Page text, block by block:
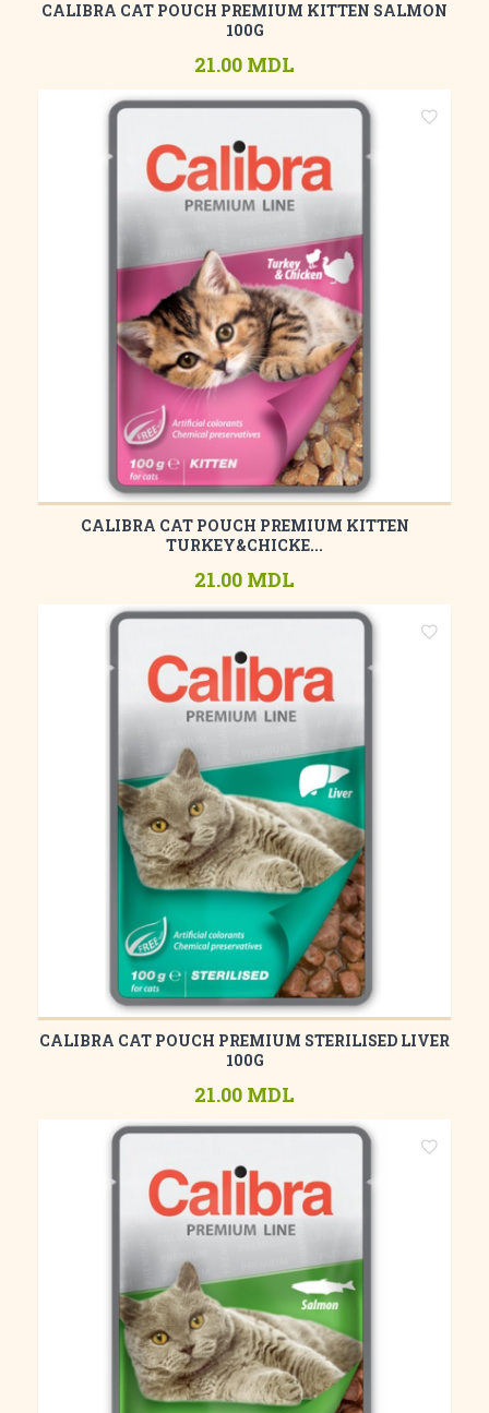
CALIBRA CAT POUCH PREMIUM KITTEN SALMON
100G
21.00 MDL
CALIBRA CAT POUCH PREMIUM KITTEN
TURKEY&CHICKE...
21.00 MDL
CALIBRA CAT POUCH PREMIUM STERILISED LIVER
100G
21.00 MDL